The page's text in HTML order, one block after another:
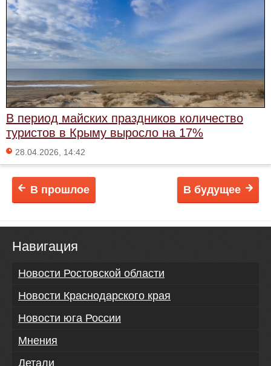
В период майских праздников количество
туристов в Крыму выросло на 17%
28.04.2026, 14:42
В будущее
В прошлое
Навигация
Новости Ростовской области
Новости Краснодарского края
Новости юга России
Мнения
Детали